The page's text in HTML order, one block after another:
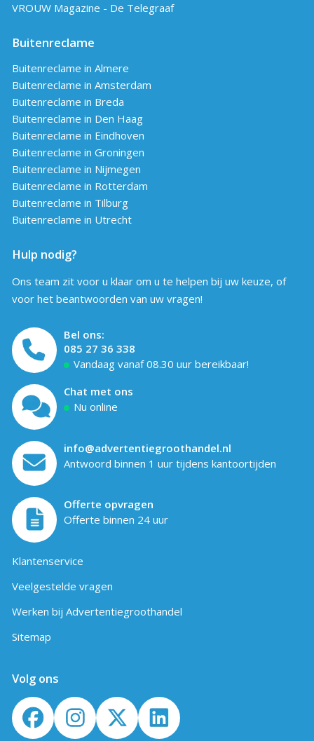
VROUW Magazine - De Telegraaf
Buitenreclame
Buitenreclame in Almere
Buitenreclame in Amsterdam
Buitenreclame in Breda
Buitenreclame in Den Haag
Buitenreclame in Eindhoven
Buitenreclame in Groningen
Buitenreclame in Nijmegen
Buitenreclame in Rotterdam
Buitenreclame in Tilburg
Buitenreclame in Utrecht
Hulp nodig?
Ons team zit voor u klaar om u te helpen bij uw keuze, of
voor het beantwoorden van uw vragen!
Bel ons:
085 27 36 338
Vandaag vanaf 08.30 uur bereikbaar!
Chat met ons
Nu online
info@advertentiegroothandel.nl
Antwoord binnen 1 uur tijdens kantoortijden
Offerte opvragen
Offerte binnen 24 uur
Klantenservice
Veelgestelde vragen
Werken bij Advertentiegroothandel
Sitemap
Volg ons